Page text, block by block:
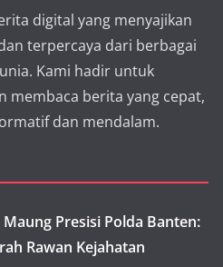
digital yang menyajikan
terpercaya dari berbagai
Kami hadir untuk
membaca berita yang cepat,
dan mendalam.
Presisi Polda Banten:
Rawan Kejahatan